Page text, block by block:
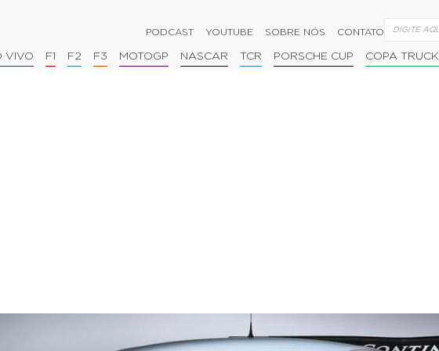
PODCAST YOUTUBE SOBRE NÓS CONTATO
VIVO F1 F2 F3 MOTOGP NASCAR TCR PORSCHE CUP COPA TRUCK